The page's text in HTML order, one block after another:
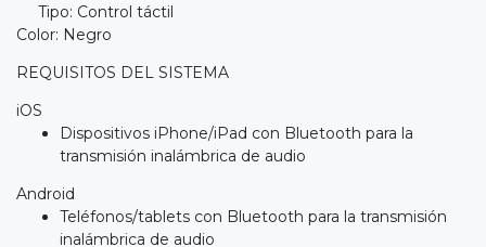
Tipo: Control táctil
Color: Negro
REQUISITOS DEL SISTEMA
iOS
Dispositivos iPhone/iPad con Bluetooth para la
transmisión inalámbrica de audio
Android
Teléfonos/tablets con Bluetooth para la transmisión
inalámbrica de audio